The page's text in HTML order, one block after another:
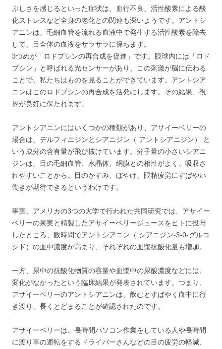
ぶしさを感じるといった症状は、血行不良、活性酸素による酸
化ストレスなど全身の老化との関連も深いようです。アントシ
アニンは、毛細血管を流れる血液中で発生する活性酸素を除去
して、目全体の血液をサラサラに保ちます。
3つめが「ロドプシンの再合成を促進」です。眼球内には「ロド
プシン」と呼ばれる光センサーがあり、この刺激が脳に伝わる
ことで、私たちはものを見ることができています。アントシア
ニンはこのロドプシンの再合成を活発にします。その結果、視
界が良好に保たれます。
アントシアニンにはいくつかの種類があり、アサイーベリーの
場合は、デルフィニジンとシアニジン（ アントシアニジン） と
いう成分の含有量が飛び抜けています。分子量の小さいシアニ
ジンは、目の毛細血管、水晶体、網膜との相性がよく、吸収さ
れやすいことから、目のかすみ、ぼやけ、眼精疲労にすばやい
働きが期待できるというわけです。
事実、アメリカの3つの大学で行われた共同研究では、アサイー
ベリーの果実と精製したアサイーベリージュースをヒトに投与
したところ、数時問でアントシアニン（ シアニジン-3-0-グルコ
シド）の血中濃度が高まり、それぞれの血漿抗酸化量も増加。
一方、尿中の抗酸化物質の容量や血漿中の尿酸濃度などには、
変化がなかったという臨床結果が発表されています。つまり、
アサイーベリーのアントシアニンは、飲むとすばやく血中に行
き渡り、長くとどまることが確認されたのです。
アサイーベリーは、長時間パソコン作業をしている人や長時間
に渡り車の運転をするドライバーさんなどの目の疲労の軽減、